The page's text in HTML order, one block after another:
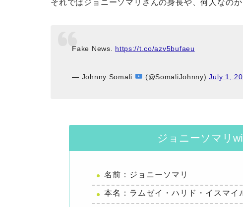
それではジョニーソマリさんの身長や、何人なの
Fake News. https://t.co/azv5bufaeu
— Johnny Somali (@SomaliJohnny)July 1,
ジョニーソマリ
名前：ジョニーソマリ
本名：ラムゼイ・ハリド・イスマイ